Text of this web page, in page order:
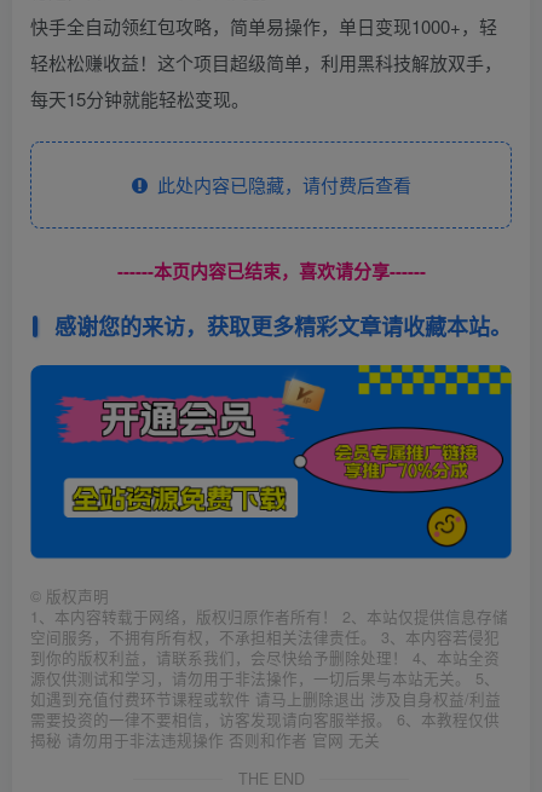
快手全自动领红包攻略，简单易操作，单日变现1000+，轻
轻松松赚收益！这个项目超级简单，利用黑科技解放双手，
每天15分钟就能轻松变现。
此处内容已隐藏，请付费后查看
------本页内容已结束，喜欢请分享------
感谢您的来访，获取更多精彩文章请收藏本站。
© 版权声明
1、本内容转载于网络，版权归原作者所有！ 2、本站仅提供信息存储
空间服务，不拥有所有权，不承担相关法律责任。 3、本内容若侵犯
到你的版权利益，请联系我们，会尽快给予删除处理！ 4、本站全资
源仅供测试和学习，请勿用于非法操作，一切后果与本站无关。 5、
如遇到充值付费环节课程或软件 请马上删除退出 涉及自身权益/利益
需要投资的一律不要相信，访客发现请向客服举报。 6、本教程仅供
揭秘 请勿用于非法违规操作 否则和作者 官网 无关
THE END